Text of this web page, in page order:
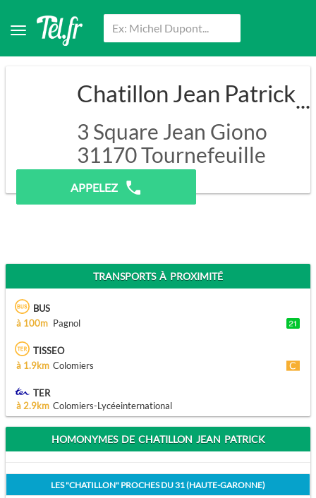
Chatillon Jean Patrick
3 Square Jean Giono
31170Tournefeuille
Pas de prospection.
APPELEZ
TRANSPORTS À PROXIMITÉ
BUS
à 100m Pagnol
TISSEO
à 1.9km Colomiers
TER
à 2.9km Colomiers-Lycéeinternational
HOMONYMES DE CHATILLON JEAN PATRICK
LES "CHATILLON" PROCHES DU31 (HAUTE-GARONNE)